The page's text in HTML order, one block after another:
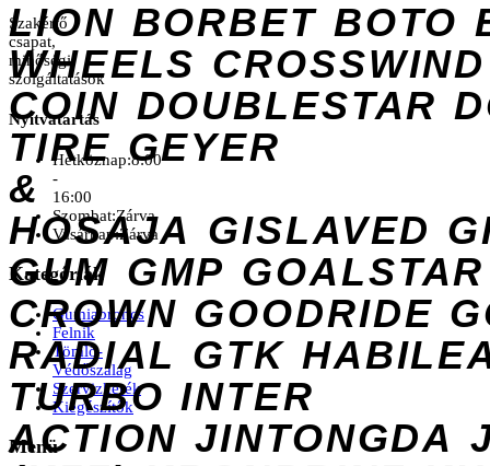
LION BORBET BOTO
WHEELS CROSSWIND
COIN DOUBLESTAR
TIRE GEYER
&
HOSAJA GISLAVED
GUM GMP GOALSTAR
CROWN GOODRIDE
RADIAL GTK
TURBO INTER
ACTION JINTONGDA
Szakértő
csapat,
minőségi
szolgáltatások
Nyitvatartás
Hétköznap:8:00
-
16:00
Szombat:Zárva
Vasárnap:Zárva
Kategóriák
Gumiabroncs
Felnik
Tömlő-
Védőszalag
Szervizkerék
Kiegészítők
Menü